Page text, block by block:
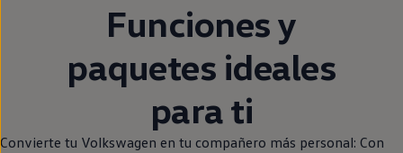
Funciones y
paquetes ideales
para ti
Convierte tu Volkswagen en tu compañero más personal: Con